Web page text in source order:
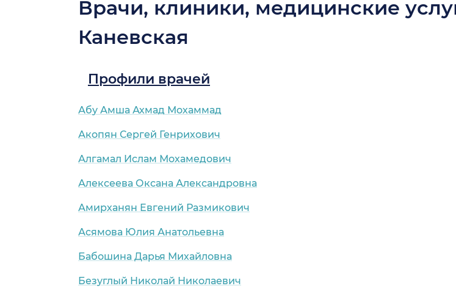
Врачи, клиники, медицинские
Каневская
Профили врачей
Абу Амша Ахмад Мохаммад
Акопян Сергей Генрихович
Алгамал Ислам Мохамедович
Алексеева Оксана Александровна
Амирханян Евгений Размикович
Асямова Юлия Анатольевна
Бабошина Дарья Михайловна
Безуглый Николай Николаевич